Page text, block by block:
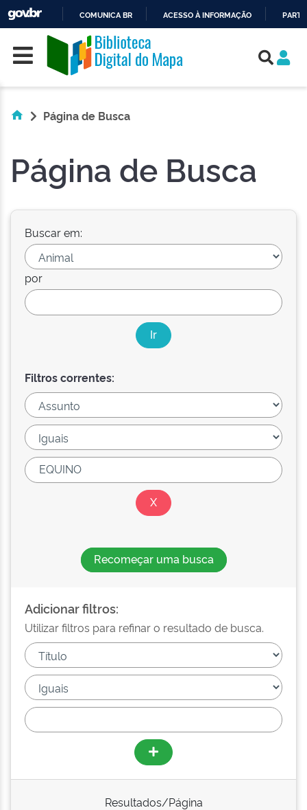
O
CONTEÚDO
COMUNICA BR ACESSO À INFORMAÇÃO
Skip navigation
Página de Busca
Página de Busca
Buscar em:
por
Filtros correntes:
Recomeçar uma busca
Adicionar filtros:
Utilizar filtros para refinar o resultado de busca.
Resultados/Página